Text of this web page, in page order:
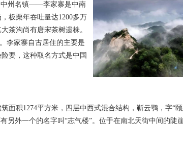
州名镇――李家寨是中南
板栗年吞吐量达1200多万
茶沟尚有唐宋茶树遗株。
李家寨自古居住的主要是
要，这种取名方式是中国
积1274平方米，四层中西式混合结构，靳云鹗，字“
另外一个的名字叫“志气楼”。位于在南北天街中间的陡